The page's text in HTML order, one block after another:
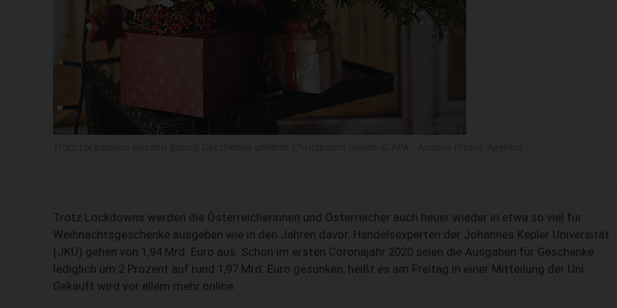
Trotz Lockdowns werden die Österreicherinnen und Österreicher auch heuer wieder in etwa so viel für
Weihnachtsgeschenke ausgeben wie in den Jahren davor. Handelsexperten der Johannes Kepler Universität
(JKU) gehen von 1,94 Mrd. Euro aus. Schon im ersten Coronajahr 2020 seien die Ausgaben für Geschenke
lediglich um 2 Prozent auf rund 1,97 Mrd. Euro gesunken, heißt es am Freitag in einer Mitteilung der Uni.
Gekauft wird vor allem mehr online.